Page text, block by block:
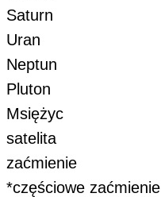
Saturn
Uran
Neptun
Pluton
Msiężyc
satelita
zaćmienie
*częściowe zaćmienie